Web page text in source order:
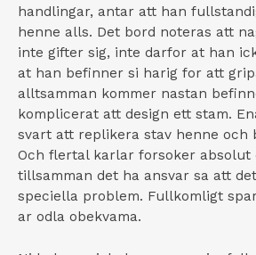
handlingar, antar att han
henne alls. Det bord noteras att
inte gifter sig, inte darfor at han
at han befinner si harig for att
alltsamman kommer nastan
komplicerat att design ett stam.
svart att replikera stav henne och
Och flertal karlar forsoker
tillsamman det ha ansvar sa att
speciella problem. Fullkomligt
ar odla obekvama.